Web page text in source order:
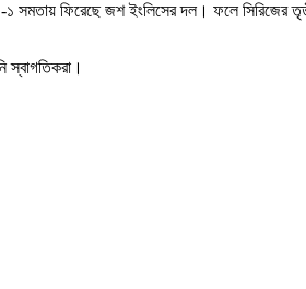
১-১ সমতায় ফিরেছে জশ ইংলিসের দল। ফলে
স্বাগতিকরা।